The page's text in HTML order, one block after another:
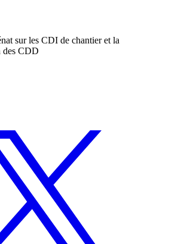
sur les CDI de chantier et la
des CDD